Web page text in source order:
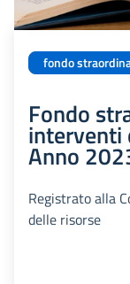
fondo
Fondo
interventi
Anno
Registrato alla
delle risorse